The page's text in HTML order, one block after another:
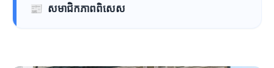
📰 សមាជិកភាពពិសេស